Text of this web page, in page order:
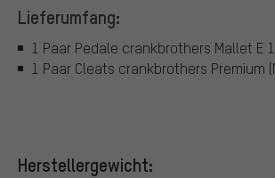
Lieferumfang:
1 Paar Pedale crankbrothers Mallet E
1 Paar Cleats crankbrothers Premium
Herstellergewicht: